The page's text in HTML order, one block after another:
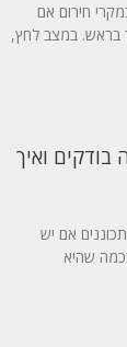
חירום אם
בראש. במצב לחץ,
ואיך
אם יש
שהיא